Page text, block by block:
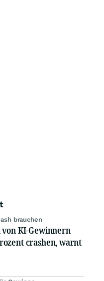
brauchen
KI-Gewinnern
crashen, warnt